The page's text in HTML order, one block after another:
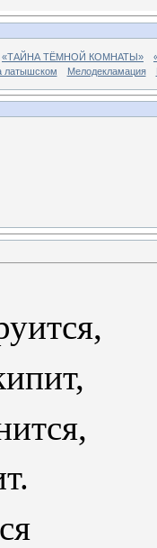
«ТАЙНА ТЁМНОЙ КОМНАТЫ»
латышском Мелодекламация